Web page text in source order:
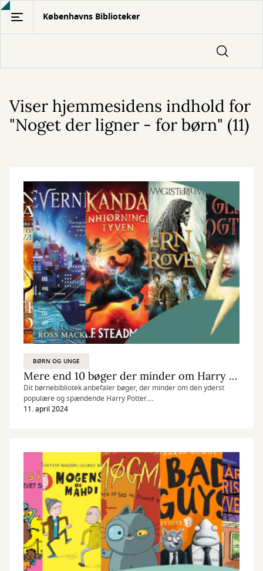
Gå
hovedindhold
Københavns Biblioteker
Viser hjemmesidens indhold for
"Noget der ligner - for børn" (11)
BØRN OG UNGE
Mere end 10 bøger der minder om Harry Potter
Dit børnebibliotek anbefaler bøger, der minder om den yderst
populære og spændende Harry Potter.
Harry Potter fyldte 25 år i 2022 og stadig en af vores mest
Heldigvis findes der også mange andre bøger, der er lige så
spændende og eventyrlige som Harry Potter. Vi har samlet de
allerbedste.
11. april 2024